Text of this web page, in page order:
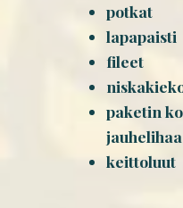
potkat
lapapaisti
fileet
paketin
jauhelihaa
keittoluut